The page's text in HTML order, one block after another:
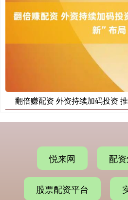
翻倍赚配资 外资持续加码投资
悦来网 配
股票配资平台